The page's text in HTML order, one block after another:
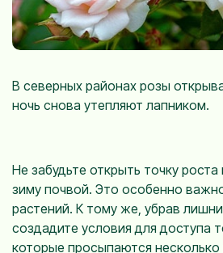
В северных районах розы
ночь снова утепляют лапником.
Не забудьте открыть точку роста
зиму почвой. Это особенно
растений. К тому же, убрав
создадите условия для доступа
которые просыпаются